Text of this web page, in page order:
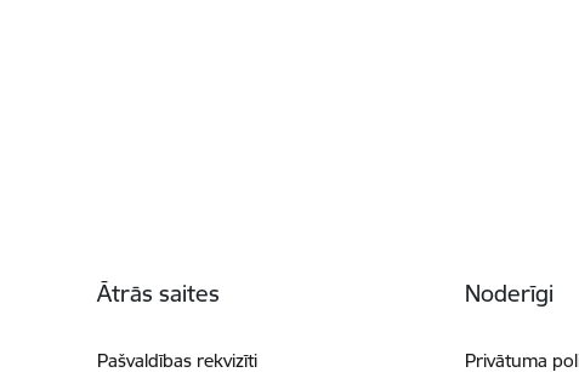
Ātrās saites
Pašvaldības rekvizīti
Noderīgi
Privātuma